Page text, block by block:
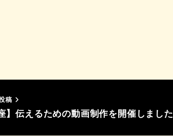
稿
】伝えるための動画制作を開催しました